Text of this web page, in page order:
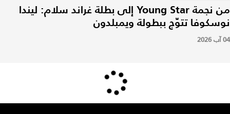
من نجمة Young Star إلى بطلة غراند سلام: ليندا
نوسكوفا تتوّج ببطولة ويمبلدون
04 آب 2026